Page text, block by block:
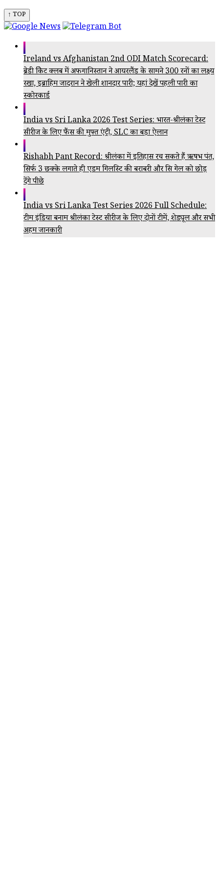
↑ TOP
Ireland vs Afghanistan 2nd ODI Match Scorecard:
ब्रेडी क्रिकेट क्लब में अफगानिस्तान ने आयरलैंड के सामने 300 रनों का लक्ष्य
रखा, इब्राहिम जादरान ने खेली शानदार पारी; यहां देखें पहली पारी का
स्कोरकार्ड
India vs Sri Lanka 2026 Test Series: भारत-श्रीलंका टेस्ट
सीरीज के लिए फैंस की मुफ्त एंट्री, SLC का बड़ा ऐलान
Rishabh Pant Record: श्रीलंका में इतिहास रच सकते हैं ऋषभ पंत,
सिर्फ 3 छक्के लगाते ही एडम गिलक्रिस्ट की बराबरी और क्रिस गेल को छोड़
देंगे पीछे
India vs Sri Lanka Test Series 2026 Full Schedule:
टीम इंडिया बनाम श्रीलंका टेस्ट सीरीज के लिए दोनों टीमें, शेड्यूल और सभी
अहम जानकारी